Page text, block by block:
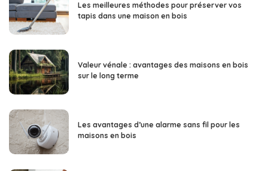
Les meilleures méthodes pour préserver vos
tapis dans une maison en bois
Valeur vénale : avantages des maisons en bois
sur le long terme
Les avantages d’une alarme sans fil pour les
maisons en bois